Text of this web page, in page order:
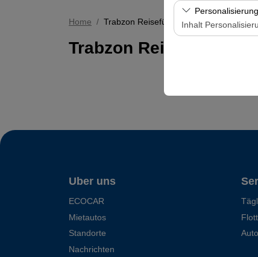
Diese Cookies
und die
Personalisierung
Inhalt
sicherzustellen,
Home Trabzon Reiseführer
Trabzon Reiseführer
Uber uns
ECOCAR
Mietautos
Standorte
Nachrichten